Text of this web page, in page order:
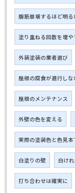
腹筋崩壊するほど明る
塗り重ねる回数を増や
外装塗装の業者選び
屋根の腐食が進行しな
屋根のメンテナンス
外壁の色を変える
実際の塗装色と色見本
白塗りの壁 白け
打ち合わせは確実に